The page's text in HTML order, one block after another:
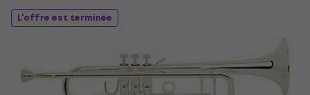
L'offre est terminée